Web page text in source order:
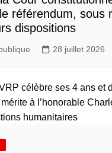
référendum, sous
dispositions
28 juillet 2026